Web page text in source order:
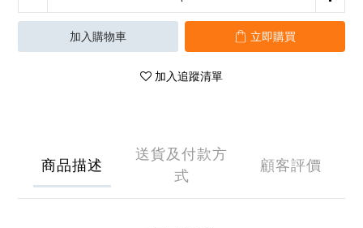
加入購物車 立即購買
加入追蹤清單
商品描述
送貨及付款方
式
顧客評價